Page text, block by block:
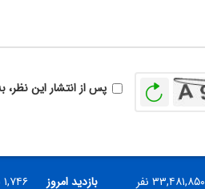
بازخوانیپس از انتشار این نظر،
۳۳,۴۸۱,۸۵۰ نفر بازدید امروز ۱,۷۴۶ نفر